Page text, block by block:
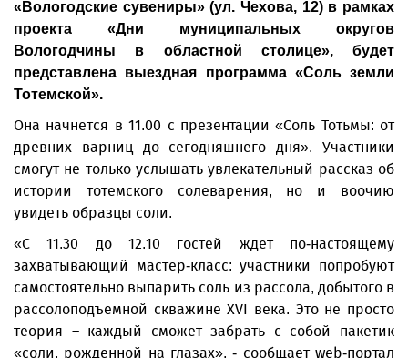
«Вологодские сувениры» (ул. Чехова, 12) в рамках
проекта «Дни муниципальных округов
Вологодчины в областной столице», будет
представлена выездная программа «Соль земли
Тотемской».
Она начнется в 11.00 с презентации «Соль Тотьмы: от
древних варниц до сегодняшнего дня». Участники
смогут не только услышать увлекательный рассказ об
истории тотемского солеварения, но и воочию
увидеть образцы соли.
«С 11.30 до 12.10 гостей ждет по‑настоящему
захватывающий мастер‑класс: участники попробуют
самостоятельно выпарить соль из рассола, добытого в
рассолоподъемной скважине XVI века. Это не просто
теория – каждый сможет забрать с собой пакетик
«соли, рожденной на глазах», - сообщает web-портал